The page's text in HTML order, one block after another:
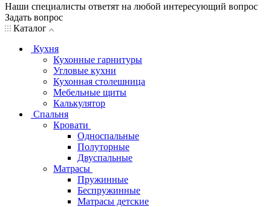
Наши специалисты ответят на любой интересующий вопрос
Задать вопрос
Каталог
Кухня
Кухонные гарнитуры
Угловые кухни
Кухонная столешница
Мебельные щиты
Калькулятор
Спальня
Кровати
Односпальные
Полуторные
Двуспальные
Матрасы
Пружинные
Беспружинные
Матрасы детские